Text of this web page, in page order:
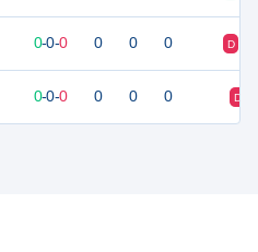
0-0-0 0 0 0 D
0-0-0 0 0 0 D